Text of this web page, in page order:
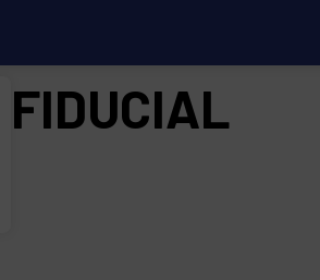
FIDUCIAL